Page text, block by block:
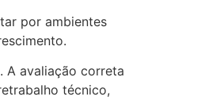
por ambientes
A avaliação correta
técnico,